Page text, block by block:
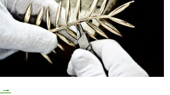
Festival de Cannes 2019
→